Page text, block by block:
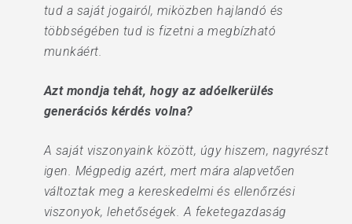
tud a saját jogairól, miközben hajlandó és
többségében tud is fizetni a megbízható
munkáért.
Azt mondja tehát, hogy az adóelkerülés
generációs kérdés volna?
A saját viszonyaink között, úgy hiszem, nagyrészt
igen. Mégpedig azért, mert mára alapvetően
változtak meg a kereskedelmi és ellenőrzési
viszonyok, lehetőségek. A feketegazdaság